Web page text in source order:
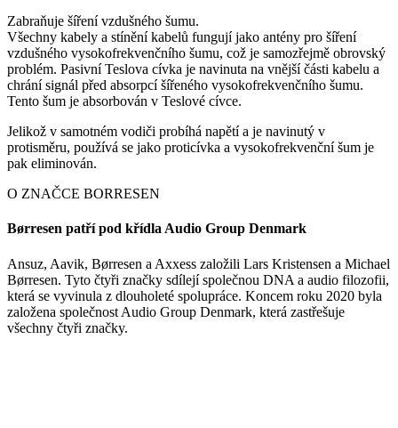
Zabraňuje šíření vzdušného šumu.
Všechny kabely a stínění kabelů fungují jako antény pro šíření
vzdušného vysokofrekvenčního šumu, což je samozřejmě obrovský
problém. Pasivní Teslova cívka je navinuta na vnější části kabelu a
chrání signál před absorpcí šířeného vysokofrekvenčního šumu.
Tento šum je absorbován v Teslové cívce.
Jelikož v samotném vodiči probíhá napětí a je navinutý v
protisměru, používá se jako proticívka a vysokofrekvenční šum je
pak eliminován.
O ZNAČCE BORRESEN
Børresen patří pod křídla Audio Group Denmark
Ansuz, Aavik, Børresen a Axxess založili Lars Kristensen a Michael
Børresen. Tyto čtyři značky sdílejí společnou DNA a audio filozofii,
která se vyvinula z dlouholeté spolupráce. Koncem roku 2020 byla
založena společnost Audio Group Denmark, která zastřešuje
všechny čtyři značky.